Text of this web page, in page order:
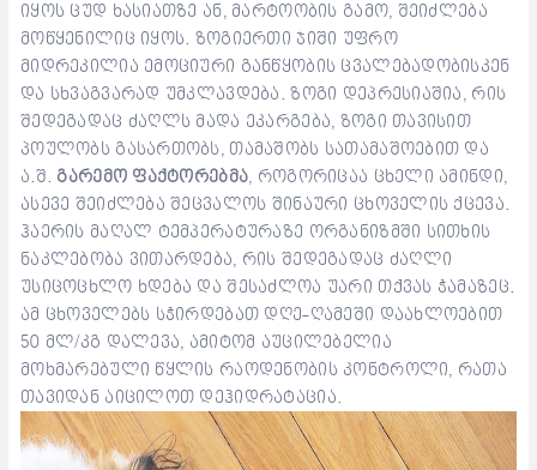
იყოს ცუდ ხასიათზე ან, მარტოობის გამო, შეიძლება
მოწყენილიც იყოს. ზოგიერთი ჯიში უფრო
მიდრეკილია ემოციური განწყობის ცვალებადობისკენ
და სხვაგვარად უმკლავდება. ზოგი დეპრესიაშია, რის
შედეგადაც ძაღლს მადა ეკარგება, ზოგი თავისით
პოულობს გასართობს, თამაშობს სათამაშოებით და
ა.შ. გარემო ფაქტორებმა, როგორიცაა ცხელი ამინდი,
ასევე შეიძლება შეცვალოს შინაური ცხოველის ქცევა.
ჰაერის მაღალ ტემპერატურაზე ორგანიზმში სითხის
ნაკლებობა ვითარდება, რის შედეგადაც ძაღლი
უსიცოცხლო ხდება და შესაძლოა უარი თქვას ჭამაზეც.
ამ ცხოველებს სჭირდებათ დღე-ღამეში დაახლოებით
50 მლ/კგ დალევა, ამიტომ აუცილებელია
მოხმარებული წყლის რაოდენობის კონტროლი, რათა
თავიდან აიცილოთ დეჰიდრატაცია.